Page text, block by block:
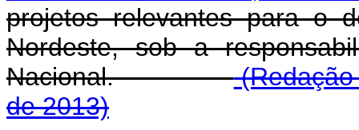
projetos relevantes para o
Nordeste, sob a
Nacional.(Redação
de 2013)